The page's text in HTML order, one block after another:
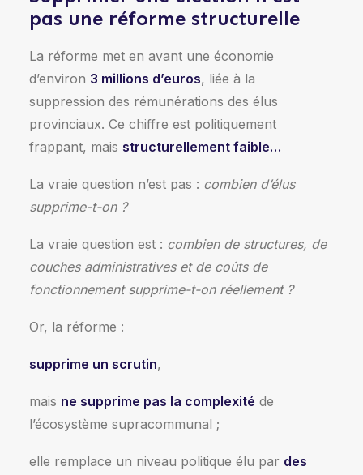
pas une réforme structurelle
La réforme met en avant une économie
d’environ 3 millions d’euros, liée à la
suppression des rémunérations des élus
provinciaux. Ce chiffre est politiquement
frappant, mais structurellement faible…
La vraie question n’est pas : combien d’élus
supprime-t-on ?
La vraie question est : combien de structures, de
couches administratives et de coûts de
fonctionnement supprime-t-on réellement ?
Or, la réforme :
supprime un scrutin,
mais ne supprime pas la complexité de
l’écosystème supracommunal ;
elle remplace un niveau politique élu par des